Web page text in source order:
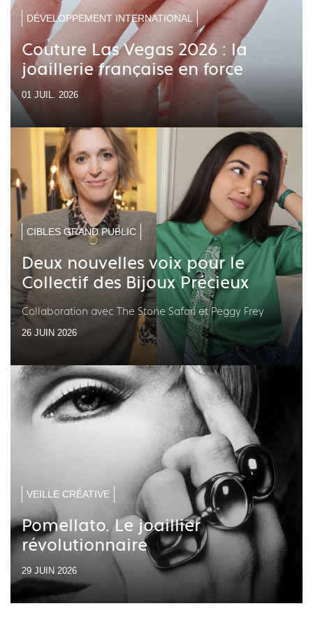
DÉVELOPPEMENT INTERNATIONAL
Couture Las Vegas 2026 : la
joaillerie française en force
01 JUIL. 2026
CIBLES GRAND PUBLIC
Deux nouvelles voix pour le
Collectif des Bijoux Précieux
Collaboration avec The Stone Safari et Peggy Frey
26 JUIN 2026
VEILLE CRÉATIVE
Pomellato. Le joaillier
révolutionnaire
29 JUIN 2026